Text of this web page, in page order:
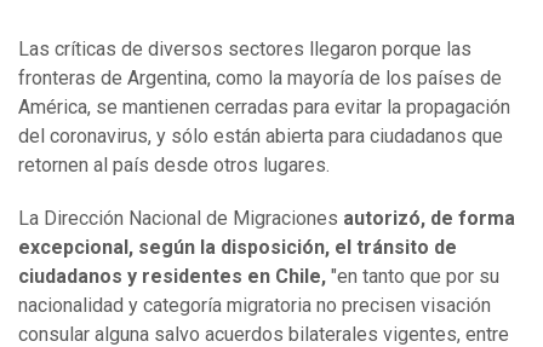
Las críticas de diversos sectores llegaron porque las
fronteras de Argentina, como la mayoría de los países de
América, se mantienen cerradas para evitar la propagación
del coronavirus, y sólo están abierta para ciudadanos que
retornen al país desde otros lugares.
La Dirección Nacional de Migraciones autorizó, de forma
excepcional, según la disposición, el tránsito de
ciudadanos y residentes en Chile, "en tanto que por su
nacionalidad y categoría migratoria no precisen visación
consular alguna salvo acuerdos bilaterales vigentes, entre